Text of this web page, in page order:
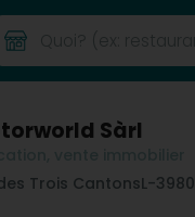
Sàrl
Trois CantonsL-3980